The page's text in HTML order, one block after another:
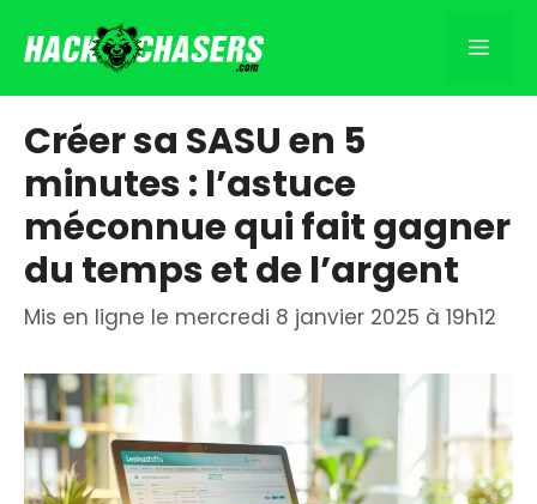
au
Créer sa SASU en 5
minutes : l’astuce
méconnue qui fait gagner
du temps et de l’argent
Mis en ligne le mercredi 8 janvier 2025 à 19h12